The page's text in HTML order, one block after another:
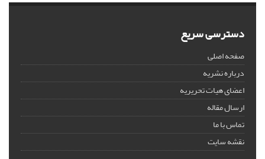
دسترسی سریع
صفحه اصلی
درباره نشریه
اعضای هیات تحریریه
ارسال مقاله
تماس با ما
نقشه سایت